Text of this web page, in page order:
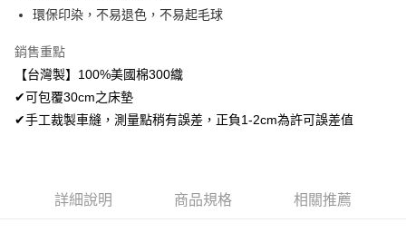
AFTEE先享後付
【關於「AFTEE先享後付」】
AFTEE先享後付是「在收到商品之後才付款」的支付方式。 讓您購物簡單
便利好安心！
１．簡單：不需註冊會員、不需綁卡、不需儲值。
２．便利：只要手機號碼，簡訊認證，即可結帳。
結帳頁面，進行簡訊認證並確認金額後，即可完成結帳。
ATM付款
離島宅配
環保印染，不易退色，不易起毛球
銷售重點
【台灣製】100%美國棉300織
✔可包覆30cm之床墊
✔手工裁製車縫，測量點稍有誤差，正負1-2cm為許可誤差值
詳細說明 商品規格 相關推薦